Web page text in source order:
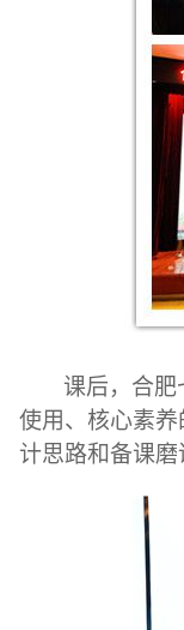
课后，合肥
使用、核心素
计思路和备课